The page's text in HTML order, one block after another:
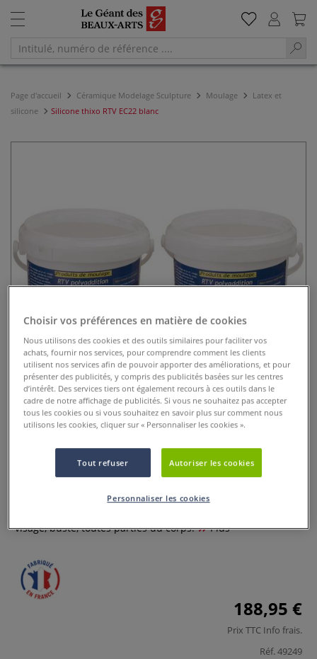
Page d'accueil Céramique Modelage Sculpture Moulage
Latex et
silicone
Silicone thixo RTV EC22 blanc
Silicone thixo RTV EC22 blanc
visage, buste, toutes parties du corps.
Plus
188,95 €
Prix TTC Info frais.
Réf.49249
Choisir vos préférences en matière de cookies
Nous utilisons des cookies et des outils similaires pour faciliter vos
achats, fournir nos services, pour comprendre comment les clients
utilisent nos services afin de pouvoir apporter des améliorations, et pour
présenter des publicités, y compris des publicités basées sur les centres
d’intérêt. Des services tiers ont également recours à ces outils dans le
cadre de notre affichage de publicités. Si vous ne souhaitez pas accepter
tous les cookies ou si vous souhaitez en savoir plus sur comment nous
utilisons les cookies, cliquer sur « Personnaliser les cookies ».
Tout refuser Autoriser les cookies
Personnaliser les cookies